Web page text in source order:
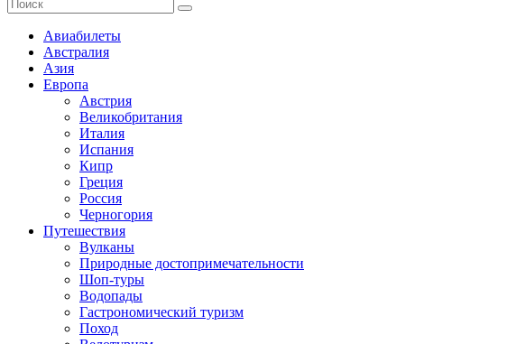
Авиабилеты
Австралия
Азия
Европа
Австрия
Великобритания
Италия
Испания
Кипр
Греция
Россия
Черногория
Путешествия
Вулканы
Природные достопримечательности
Шоп-туры
Водопады
Гастрономический туризм
Поход